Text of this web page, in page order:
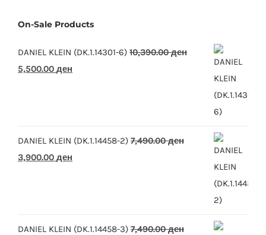
On-Sale Products
DANIEL KLEIN (DK.1.14301-6) 10,390.00ден
Original
5,500.00 ден
DANIEL KLEIN (DK.1.14458-2) 7,490.00ден
Original
3,900.00 ден
DANIEL KLEIN (DK.1.14458-3) 7,490.00ден